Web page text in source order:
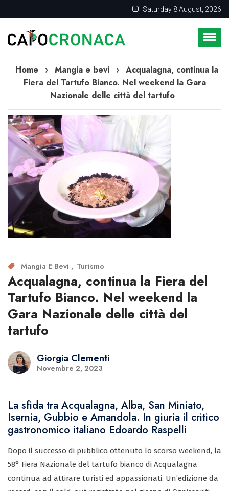
Saturday 8 August, 2026
Home › Mangia e bevi ›
Acqualagna, continua la
Fiera del Tartufo Bianco. Nel weekend la Gara
Nazionale delle città del tartufo
Mangia E Bevi Turismo
Acqualagna, continua la Fiera del
Tartufo Bianco. Nel weekend la
Gara Nazionale delle città del
tartufo
Giorgia Clementi
Novembre 2, 2023
La sfida tra Acqualagna, Alba, San Miniato,
Isernia, Gubbio e Amandola. In giuria il critico
gastronomico italiano Edoardo Raspelli
Dopo il successo di pubblico ottenuto lo scorso weekend, la
58° Fiera Nazionale del tartufo bianco di Acqualagna
continua ad attirare turisti ed appassionati. Un’edizione da